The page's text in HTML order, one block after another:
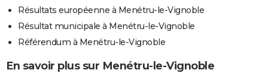
Résultats européenne à Menétru-le-Vignoble
Résultat municipale à Menétru-le-Vignoble
Référendum à Menétru-le-Vignoble
En savoir plus sur Menétru-le-Vignoble